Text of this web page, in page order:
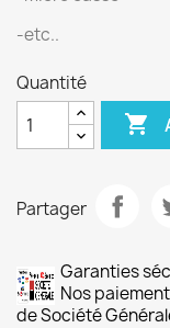
-etc..
Quantité

Partager
Garanties
Nos
de Société